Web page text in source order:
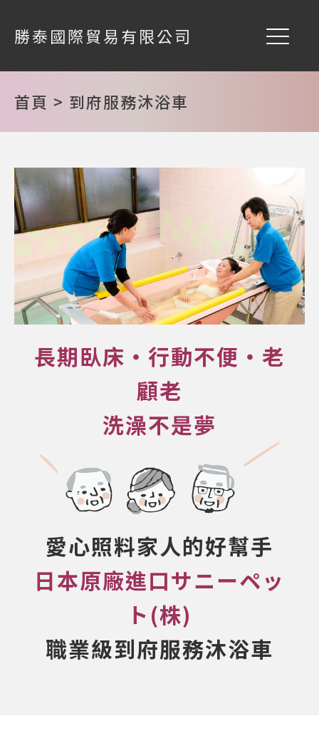
勝泰國際貿易有限公司
首頁 > 到府服務沐浴車
長期臥床・行動不便・老
顧老
洗澡不是夢
愛心照料家人的好幫手
日本原廠進口サニーペッ
ト(株)
職業級到府服務沐浴車